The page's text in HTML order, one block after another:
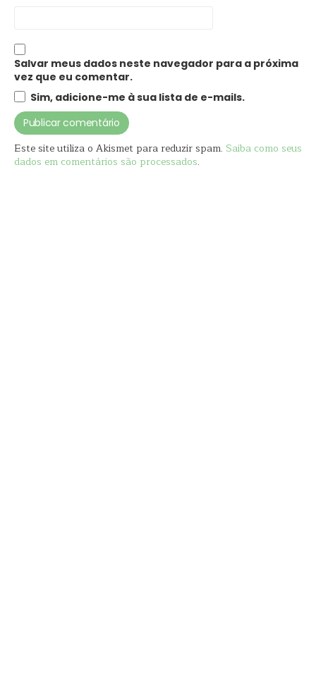
Salvar meus dados neste navegador para a próxima
vez que eu comentar.
Sim, adicione-me à sua lista de e-mails.
Este site utiliza o Akismet para reduzir spam. Saiba como seus
dados em comentários são processados.